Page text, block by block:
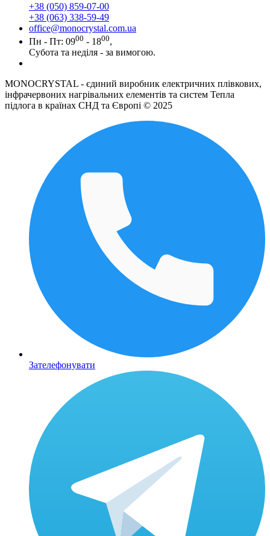
+38 (050) 859-07-00
+38 (063) 338-59-49
office@monocrystal.com.ua
Пн - Пт: 0900 - 1800,
Субота та неділя - за вимогою.
MONOCRYSTAL - єдиний виробник електричних плівкових,
інфрачервоних нагрівальних елементів та систем Тепла
підлога в країнах СНД та Європі © 2025
Зателефонувати